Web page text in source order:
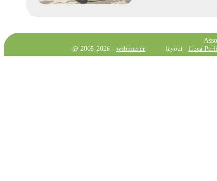
@ 2005-2026 -webmaster layout - Luca